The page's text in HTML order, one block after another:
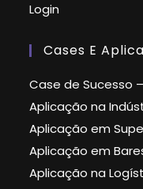
Login
Cases E
Case de Sucesso
Aplicação na
Aplicação em
Aplicação em
Aplicação na